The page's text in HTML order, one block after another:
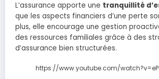
L’assurance apporte une tranquillité
que les aspects financiers d’une perte
plus, elle encourage une gestion
des ressources familiales grâce à des
d’assurance bien structurées.
https://www.youtube.com/